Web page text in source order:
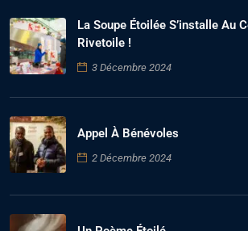
La Soupe Étoilée S’installe Au
Rivetoile !
3 Décembre 2024
Appel À Bénévoles
2 Décembre 2024